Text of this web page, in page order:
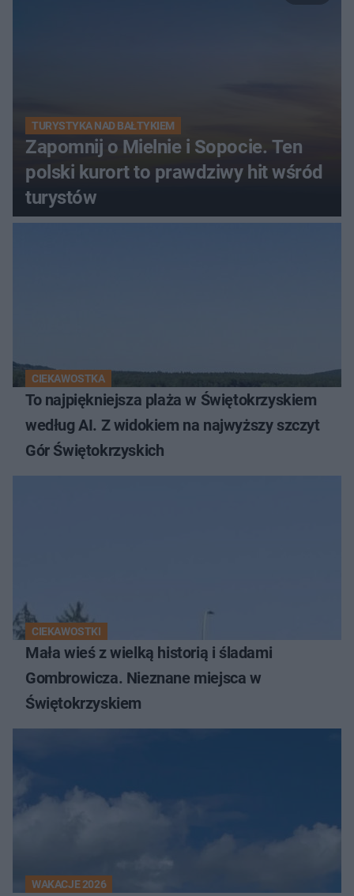
TURYSTYKA NAD BAŁTYKIEM
Zapomnij o Mielnie i Sopocie. Ten
polski kurort to prawdziwy hit wśród
turystów
CIEKAWOSTKA
To najpiękniejsza plaża w Świętokrzyskiem
według AI. Z widokiem na najwyższy szczyt
Gór Świętokrzyskich
CIEKAWOSTKI
Mała wieś z wielką historią i śladami
Gombrowicza. Nieznane miejsca w
Świętokrzyskiem
WAKACJE 2026